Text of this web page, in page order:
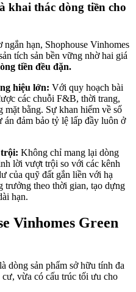
khai thác dòng tiền cho
hạn, Shophouse Vinhomes
tích sản bền vững nhờ hai giá
tiền đều đặn.
hiệu lớn: Với quy hoạch bài
các chuỗi F&B, thời trang,
mặt bằng. Sự khan hiếm về số
án đảm bảo tỷ lệ lấp đầy luôn ở
Không chỉ mang lại dòng
lời vượt trội so với các kênh
của quỹ đất gắn liền với hạ
trưởng theo thời gian, tạo dựng
hạn.
Vinhomes Green
dòng sản phẩm sở hữu tính đa
vừa có cấu trúc tối ưu cho